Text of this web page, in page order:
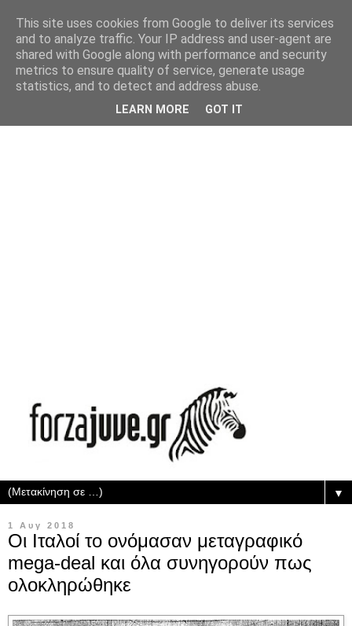
▼
1 Αυγ 2018
Οι Ιταλοί το ονόμασαν μεταγραφικό
mega-deal και όλα συνηγορούν πως
ολοκληρώθηκε
This site uses cookies from Google to deliver its services
and to analyze traffic. Your IP address and user-agent are
shared with Google along with performance and security
metrics to ensure quality of service, generate usage
statistics, and to detect and address abuse.
LEARN MORE GOT IT